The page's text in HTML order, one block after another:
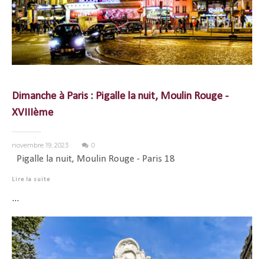
Dimanche à Paris : Pigalle la nuit, Moulin Rouge -
XVIIIème
novembre 19, 2023 0
Pigalle la nuit, Moulin Rouge - Paris 18
Lire la suite
...